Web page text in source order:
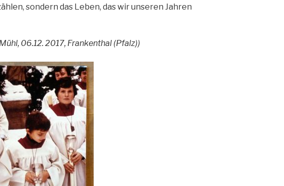
sondern das Leben, das wir unseren Jahren
06.12. 2017, Frankenthal (Pfalz))